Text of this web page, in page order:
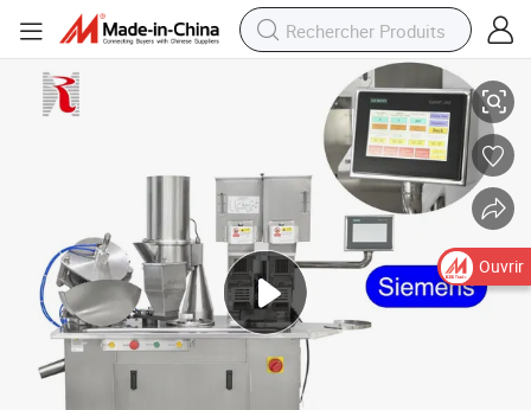
gélatine végétale transparente
Machine de remplissage et d&#039;encapsulation de capsules vides
Ouvrir